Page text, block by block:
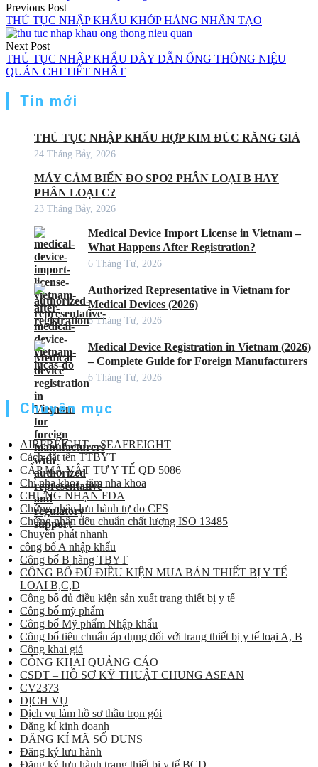
Previous Post
THỦ TỤC NHẬP KHẨU KHỚP HÁNG NHÂN TẠO
Next Post
THỦ TỤC NHẬP KHẨU DÂY DẪN ỐNG THÔNG NIỆU
QUẢN CHI TIẾT NHẤT
Tin mới
THỦ TỤC NHẬP KHẨU HỢP KIM ĐÚC RĂNG GIẢ
24 Tháng Bảy, 2026
MÁY CẢM BIẾN ĐO SPO2 PHÂN LOẠI B HAY
PHÂN LOẠI C?
23 Tháng Bảy, 2026
Medical Device Import License in Vietnam –
What Happens After Registration?
6 Tháng Tư, 2026
Authorized Representative in Vietnam for
Medical Devices (2026)
6 Tháng Tư, 2026
Medical Device Registration in Vietnam (2026)
– Complete Guide for Foreign Manufacturers
6 Tháng Tư, 2026
Chuyên mục
AIRFREIGHT – SEAFREIGHT
Cách đặt tên TTBYT
CẤP MÃ VẬT TƯ Y TẾ QĐ 5086
Chỉ nha khoa, tăm nha khoa
CHỨNG NHẬN FDA
Chứng nhận lưu hành tự do CFS
Chứng nhận tiêu chuẩn chất lượng ISO 13485
Chuyển phát nhanh
công bố A nhập khẩu
Công bố B hàng TBYT
CÔNG BỐ ĐỦ ĐIỀU KIỆN MUA BÁN THIẾT BỊ Y TẾ
LOẠI B,C,D
Công bố đủ điều kiện sản xuất trang thiết bị y tế
Công bố mỹ phẩm
Công bố Mỹ phẩm Nhập khẩu
Công bố tiêu chuẩn áp dụng đối với trang thiết bị y tế loại A, B
Công khai giá
CÔNG KHAI QUẢNG CÁO
CSDT – HỒ SƠ KỸ THUẬT CHUNG ASEAN
CV2373
DỊCH VỤ
Dịch vụ làm hồ sơ thầu trọn gói
Đăng kí kinh doanh
ĐĂNG KÍ MÃ SỐ DUNS
Đăng ký lưu hành
Đăng ký lưu hành trang thiết bị y tế BCD